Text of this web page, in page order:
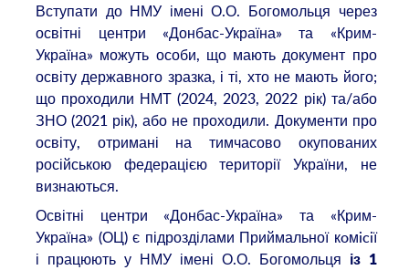
Вступати до НМУ імені О.О. Богомольця через
освітні центри «Донбас-Україна» та «Крим-
Україна» можуть особи, що мають документ про
освіту державного зразка, і ті, хто не мають його;
що проходили НМТ (2024, 2023, 2022 рік) та/або
ЗНО (2021 рік), або не проходили. Документи про
освіту, отримані на тимчасово окупованих
російською федерацією території України, не
визнаються.
Освітні центри «Донбас-Україна» та «Крим-
Україна» (ОЦ) є підрозділами Приймальної кoмiciї
і працюють у НМУ імені О.О. Богомольця
із
1